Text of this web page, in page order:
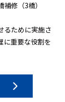
修（3橋）
るために実施さ
に重要な役割を